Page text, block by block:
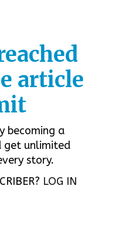
article
becoming a
get unlimited
story.
LOG IN